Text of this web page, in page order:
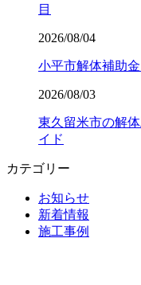
目
2026/08/04
小平市解体補助
2026/08/03
東久留米市の解
イド
カテゴリー
お知らせ
新着情報
施工事例